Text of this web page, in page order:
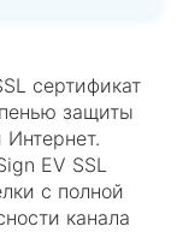
сертификат
защиты
EV SSL
с полной
канала